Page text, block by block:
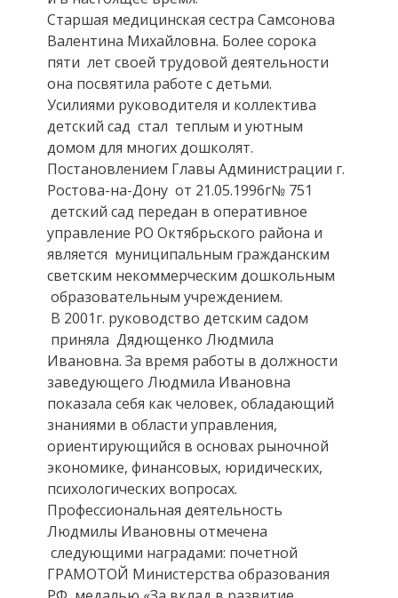
Старшая медицинская сестра Самсонова
Валентина Михайловна. Более сорока
пяти лет своей трудовой деятельности
она посвятила работе с детьми.
Усилиями руководителя и коллектива
детский сад стал теплым и уютным
домом для многих дошколят.
Постановлением Главы Администрации г.
Ростова-на-Дону от 21.05.1996г№ 751
детский сад передан в оперативное
управление РО Октябрьского района и
является муниципальным гражданским
светским некоммерческим дошкольным
образовательным учреждением.
В 2001г. руководство детским садом
приняла Дядющенко Людмила
Ивановна. За время работы в должности
заведующего Людмила Ивановна
показала себя как человек, обладающий
знаниями в области управления,
ориентирующийся в основах рыночной
экономике, финансовых, юридических,
психологических вопросах.
Профессиональная деятельность
Людмилы Ивановны отмечена
следующими наградами: почетной
ГРАМОТОЙ Министерства образования